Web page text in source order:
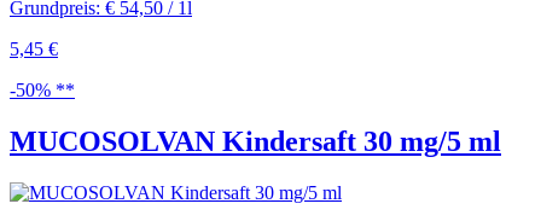
Grundpreis: € 54,50 / 1l
5,45 €
-50% **
MUCOSOLVAN Kindersaft 30 mg/5 ml